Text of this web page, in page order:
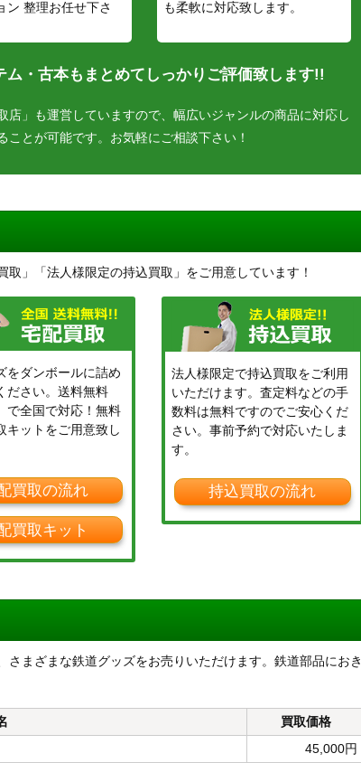
ン 整理お任せ下さ
も柔軟に対応致します。
・古本もまとめてしっかりご評価致します!!
店」も運営していますので、幅広いジャンルの商品に対応し
とが可能です。お気軽にご相談下さい！
取」「法人様限定の持込買取」をご用意しています！
をダンボールに詰め
ださい。送料無料
で全国で対応！無料
キットをご用意致し
買取の流れ
買取キット
法人様限定で持込買取をご利用
いただけます。査定料などの手
数料は無料ですのでご安心くだ
さい。事前予約で対応いたしま
す。
持込買取の流れ
さまざまな鉄道グッズをお売りいただけます。鉄道部品におき
買取価格
45,000円